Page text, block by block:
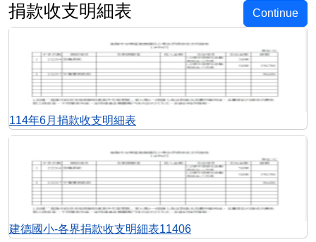
捐款收支明細表 Continue
114年6月捐款收支明細表
建德國小-各界捐款收支明細表11406